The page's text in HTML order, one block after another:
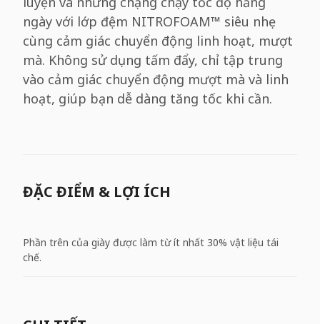
ngày với lớp đệm NITROFOAM™ siêu nhẹ
cùng cảm giác chuyển động linh hoạt, mượt
mà. Không sử dụng tấm đẩy, chỉ tập trung
vào cảm giác chuyển động mượt mà và linh
hoạt, giúp bạn dễ dàng tăng tốc khi cần.
ĐẶC ĐIỂM & LỢI ÍCH
Phần trên của giày được làm từ ít nhất 30% vật liệu tái
chế.